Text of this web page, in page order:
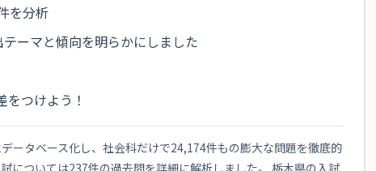
を分析
ーマと傾向を明らかにしました
つけよう！
ータベース化し、社会科だけで24,174件もの膨大な問題を徹底的
については237件の過去問を詳細に解析しました。 栃木県の入試